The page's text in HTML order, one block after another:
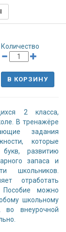
Количество
В КОРЗИНУ
2 класса,
В тренажёре
задания
которые
букв, развитию
запаса и
школьников.
отработать
Пособие можно
школьному
во внеурочной